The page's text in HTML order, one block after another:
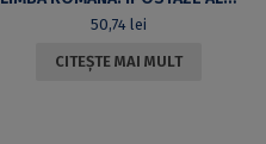
50,74lei
CITEȘTE MAI MULT